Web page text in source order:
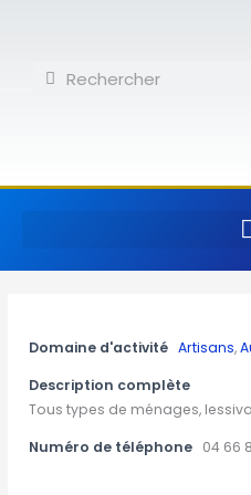
contenuRechercher
Rechercher
Domaine d'activité Artisans,
Description complète
Tous types de ménages,
Numéro de téléphone 04 66